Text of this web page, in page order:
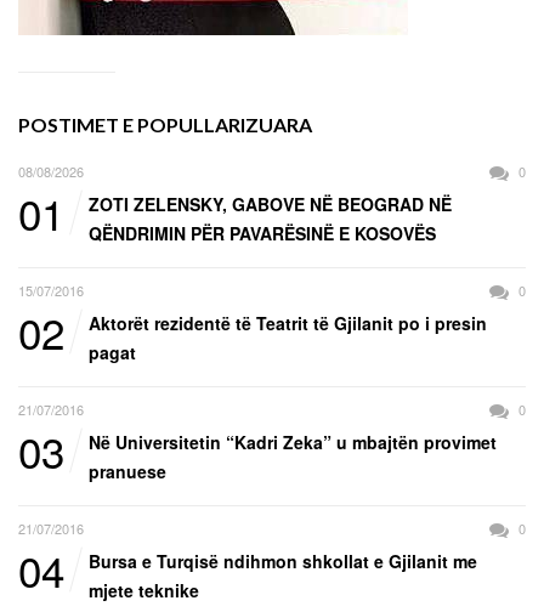
POSTIMET E POPULLARIZUARA
08/08/2026 0
01
ZOTI ZELENSKY, GABOVE NË BEOGRAD NË
QËNDRIMIN PËR PAVARËSINË E KOSOVËS
15/07/2016 0
02
Aktorët rezidentë të Teatrit të Gjilanit po i presin
pagat
21/07/2016 0
03
Në Universitetin “Kadri Zeka” u mbajtën provimet
pranuese
21/07/2016 0
04
Bursa e Turqisë ndihmon shkollat e Gjilanit me
mjete teknike